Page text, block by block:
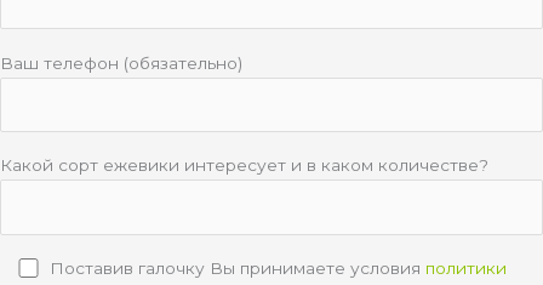
Ваш телефон (обязательно)
Какой сорт ежевики интересует и в каком количестве?
Поставив галочку Вы принимаете условия политики